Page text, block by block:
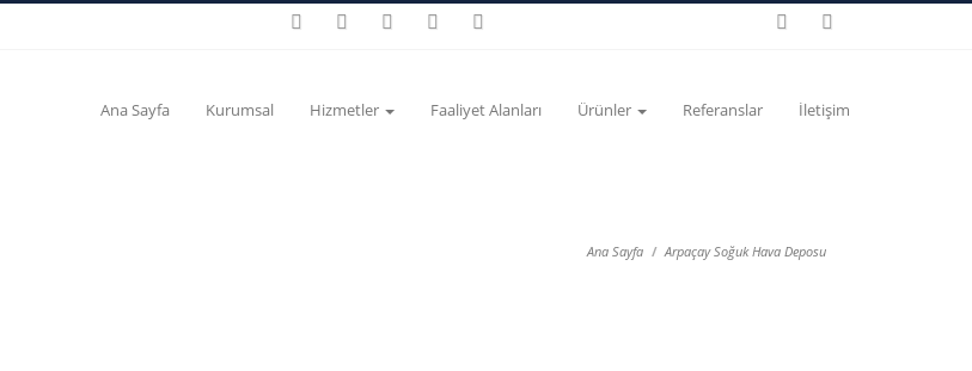
Ana Sayfa Kurumsal Hizmetler Faaliyet Alanları Ürünler Referanslar İletişim
Ana Sayfa Arpaçay Soğuk Hava Deposu